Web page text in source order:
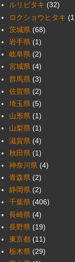
ルリビタキ (32)
ロクショウヒタキ
茨城県 (68)
岩手県 (1)
岐阜県 (2)
宮城県 (4)
群馬県 (3)
佐賀県 (2)
埼玉県 (5)
山形県 (1)
山梨県 (1)
滋賀県 (4)
秋田県 (1)
神奈川県 (4)
青森県 (2)
静岡県 (2)
千葉県 (406)
長崎県 (4)
長野県 (19)
東京都 (11)
栃木県 (29)